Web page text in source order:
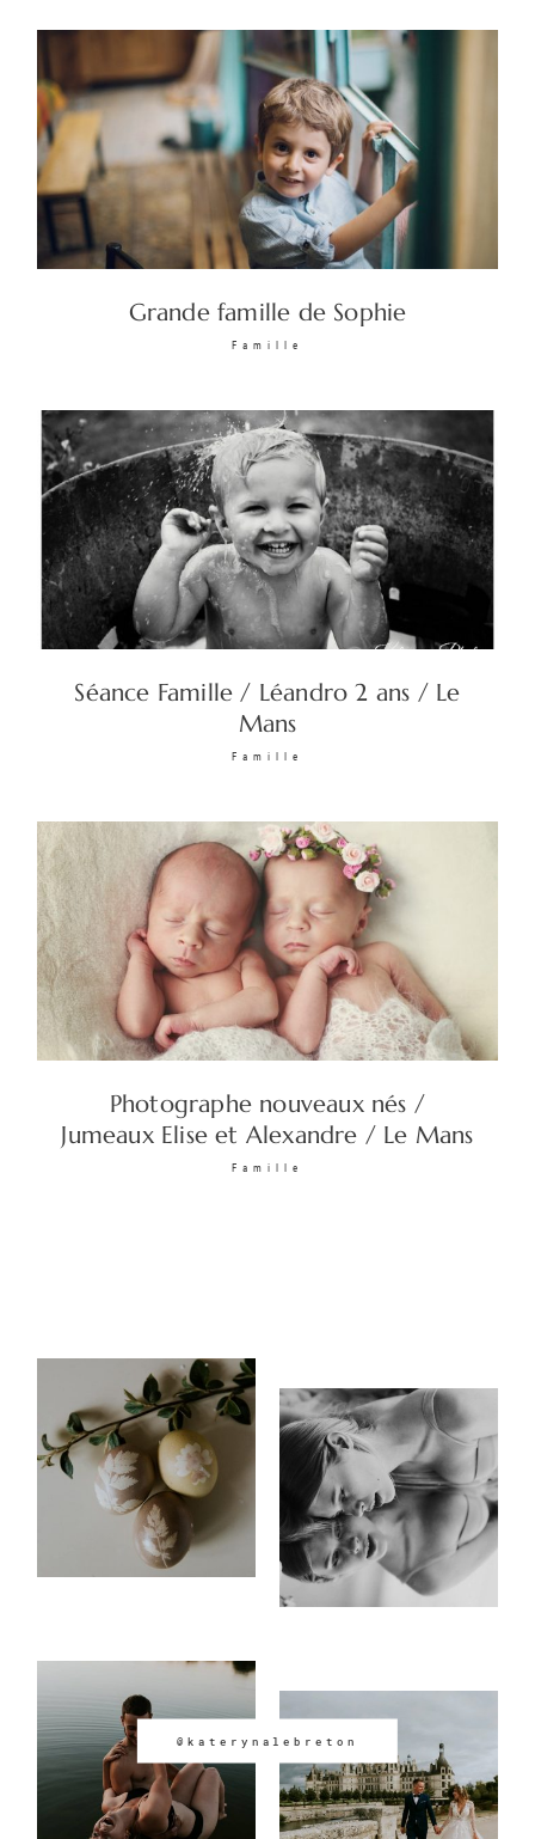
Grande famille de Sophie
Famille
Séance Famille / Léandro 2 ans / Le
Mans
Famille
Photographe nouveaux nés /
Jumeaux Elise et Alexandre / Le Mans
Famille
@katerynalebreton